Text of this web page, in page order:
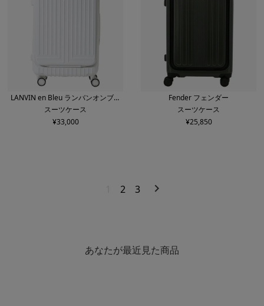
LANVIN en Bleu ランバンオンブル
ー
スーツケース
¥33,000
Fender フェンダー
スーツケース
¥25,850
2 3
あなたが最近見た商品